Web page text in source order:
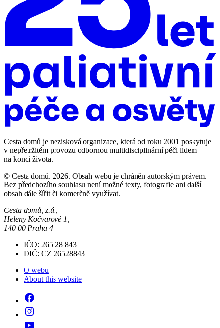
Cesta domů je nezisková organizace, která od roku 2001 poskytuje
v nepřetržitém provozu odbornou multidisciplinární péči lidem
na konci života.
© Cesta domů, 2026. Obsah webu je chráněn autorským právem.
Bez předchozího souhlasu není možné texty, fotografie ani další
obsah dále šířit či komerčně využívat.
Cesta domů, z.ú.,
Heleny Kočvarové 1,
140 00 Praha 4
IČO: 265 28 843
DIČ: CZ 26528843
O webu
About this website